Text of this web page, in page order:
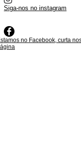
Siga-nos no instagram
no Facebook, curta